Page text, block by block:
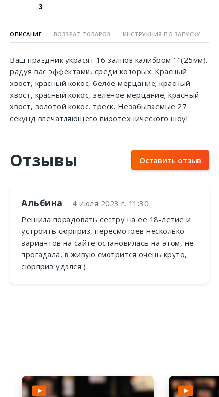
3
ОПИСАНИЕ ВОЗВРАТ ТОВАРОВ ИНСТРУКЦИЯ ПО ЗАПУСКУ
Ваш праздник украсят 16 залпов калибром 1"(25мм),
радуя вас эффектами, среди которых: Красный
хвост, красный кокос, белое мерцание; красный
хвост, красный кокос, зеленое мерцание; красный
хвост, золотой кокос, треск. Незабываемые 27
секунд впечатляющего пиротехнического шоу!
Отзывы Оставить отзыв
Альбина
4 июля 2023 г. 11:30
Решила порадовать сестру на ее 18-летие и
устроить сюрприз, пересмотрев несколько
вариантов на сайте остановилась на этом, не
прогадала, в живую смотрится очень круто,
сюрприз удался:)